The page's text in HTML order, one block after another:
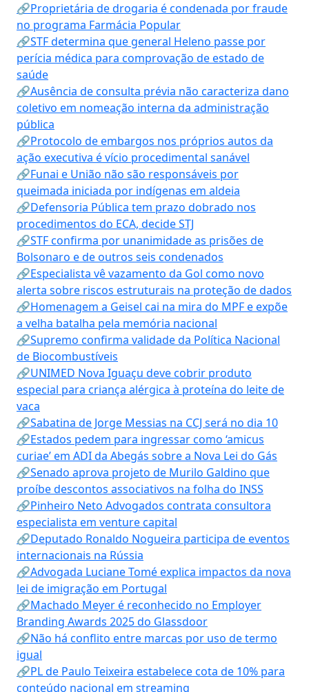
🔗Proprietária de drogaria é condenada por fraude
no programa Farmácia Popular
🔗STF determina que general Heleno passe por
perícia médica para comprovação de estado de
saúde
🔗Ausência de consulta prévia não caracteriza dano
coletivo em nomeação interna da administração
pública
🔗Protocolo de embargos nos próprios autos da
ação executiva é vício procedimental sanável
🔗Funai e União não são responsáveis por
queimada iniciada por indígenas em aldeia
🔗Defensoria Pública tem prazo dobrado nos
procedimentos do ECA, decide STJ
🔗STF confirma por unanimidade as prisões de
Bolsonaro e de outros seis condenados
🔗Especialista vê vazamento da Gol como novo
alerta sobre riscos estruturais na proteção de dados
🔗Homenagem a Geisel cai na mira do MPF e expõe
a velha batalha pela memória nacional
🔗Supremo confirma validade da Política Nacional
de Biocombustíveis
🔗UNIMED Nova Iguaçu deve cobrir produto
especial para criança alérgica à proteína do leite de
vaca
🔗Sabatina de Jorge Messias na CCJ será no dia 10
🔗Estados pedem para ingressar como ‘amicus
curiae’ em ADI da Abegás sobre a Nova Lei do Gás
🔗Senado aprova projeto de Murilo Galdino que
proíbe descontos associativos na folha do INSS
🔗Pinheiro Neto Advogados contrata consultora
especialista em venture capital
🔗Deputado Ronaldo Nogueira participa de eventos
internacionais na Rússia
🔗Advogada Luciane Tomé explica impactos da nova
lei de imigração em Portugal
🔗Machado Meyer é reconhecido no Employer
Branding Awards 2025 do Glassdoor
🔗Não há conflito entre marcas por uso de termo
igual
🔗PL de Paulo Teixeira estabelece cota de 10% para
conteúdo nacional em streaming